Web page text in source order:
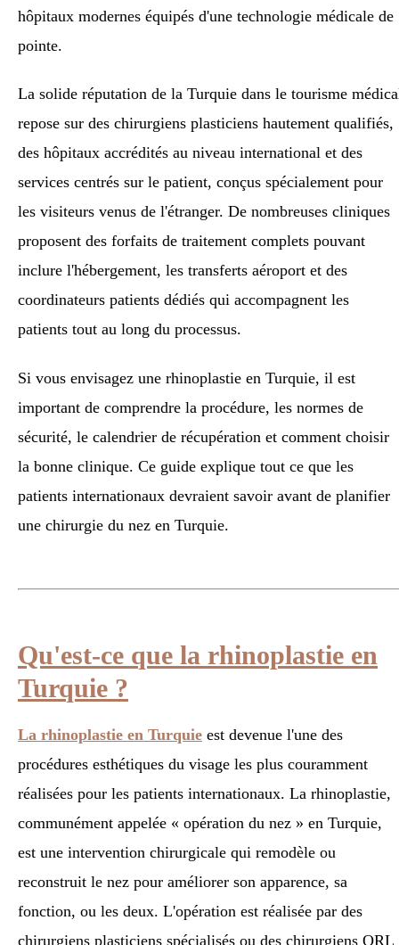
hôpitaux modernes équipés d'une technologie médicale de
pointe.
La solide réputation de la Turquie dans le tourisme
repose sur des chirurgiens plasticiens hautement qualifiés,
des hôpitaux accrédités au niveau international et des
services centrés sur le patient, conçus spécialement pour
les visiteurs venus de l'étranger. De nombreuses cliniques
proposent des forfaits de traitement complets pouvant
inclure l'hébergement, les transferts aéroport et des
coordinateurs patients dédiés qui accompagnent les
patients tout au long du processus.
Si vous envisagez une rhinoplastie en Turquie, il est
important de comprendre la procédure, les normes de
sécurité, le calendrier de récupération et comment choisir
la bonne clinique. Ce guide explique tout ce que les
patients internationaux devraient savoir avant de planifier
une chirurgie du nez en Turquie.
Qu'est-ce que la rhinoplastie en
Turquie ?
La rhinoplastie en Turquie est devenue l'une des
procédures esthétiques du visage les plus couramment
réalisées pour les patients internationaux. La rhinoplastie,
communément appelée « opération du nez » en Turquie,
est une intervention chirurgicale qui remodèle ou
reconstruit le nez pour améliorer son apparence, sa
fonction, ou les deux. L'opération est réalisée par des
chirurgiens plasticiens spécialisés ou des chirurgiens ORL